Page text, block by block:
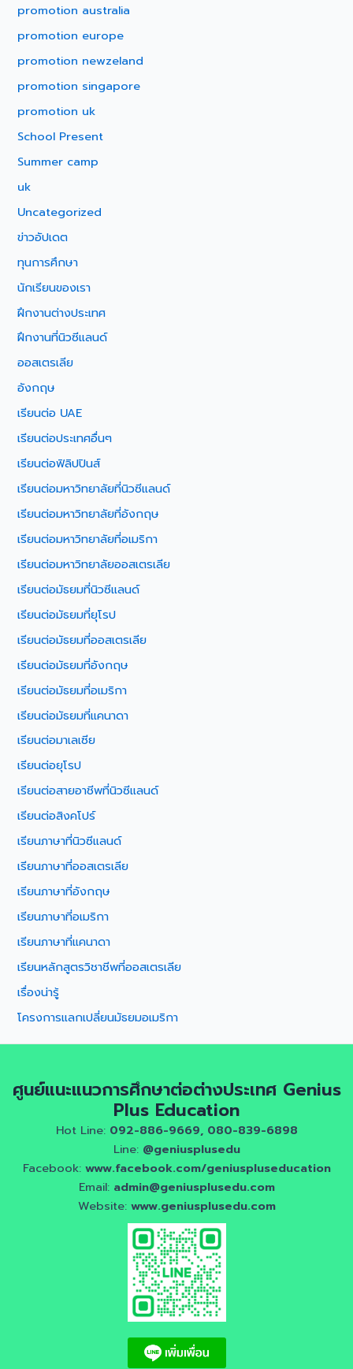
promotion australia
promotion europe
promotion newzeland
promotion singapore
promotion uk
School Present
Summer camp
uk
Uncategorized
ข่าวอัปเดต
ทุนการศึกษา
นักเรียนของเรา
ฝึกงานต่างประเทศ
ฝึกงานที่นิวซีแลนด์
ออสเตรเลีย
อังกฤษ
เรียนต่อ UAE
เรียนต่อประเทศอื่นๆ
เรียนต่อฟิลิปปินส์
เรียนต่อมหาวิทยาลัยที่นิวซีแลนด์
เรียนต่อมหาวิทยาลัยที่อังกฤษ
เรียนต่อมหาวิทยาลัยที่อเมริกา
เรียนต่อมหาวิทยาลัยออสเตรเลีย
เรียนต่อมัธยมที่นิวซีแลนด์
เรียนต่อมัธยมที่ยุโรป
เรียนต่อมัธยมที่ออสเตรเลีย
เรียนต่อมัธยมที่อังกฤษ
เรียนต่อมัธยมที่อเมริกา
เรียนต่อมัธยมที่แคนาดา
เรียนต่อมาเลเซีย
เรียนต่อยุโรป
เรียนต่อสายอาชีพที่นิวซีแลนด์
เรียนต่อสิงคโปร์
เรียนภาษาที่นิวซีแลนด์
เรียนภาษาที่ออสเตรเลีย
เรียนภาษาที่อังกฤษ
เรียนภาษาที่อเมริกา
เรียนภาษาที่แคนาดา
เรียนหลักสูตรวิชาชีพที่ออสเตรเลีย
เรื่องน่ารู้
โครงการแลกเปลี่ยนมัธยมอเมริกา
ศูนย์แนะแนวการศึกษาต่อต่างประเทศ Genius
Plus Education
Hot Line: 092-886-9669, 080-839-6898
Line: @geniusplusedu
Facebook: www.facebook.com/geniuspluseducation
Email: admin@geniusplusedu.com
Website: www.geniusplusedu.com